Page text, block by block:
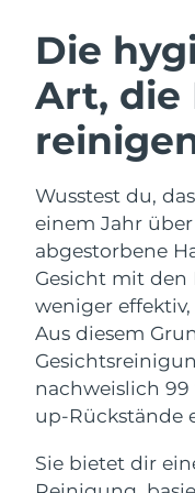
Die
Art, die
Wusstest du,
einem Jahr
abgestorbene
Gesicht mit den
weniger
Aus diesem
nachweislich 99
up-Rückstände
Sie bietet dir
Gesichtsreinigung
Anti-
For
Hydratisierung
Deep
device
issa™
Hybrid
issa™
FAQ™ ANTI-
Anti-aging
Australien
Österreich
Bahrain
Belgien
Bermuda
Bosnien und